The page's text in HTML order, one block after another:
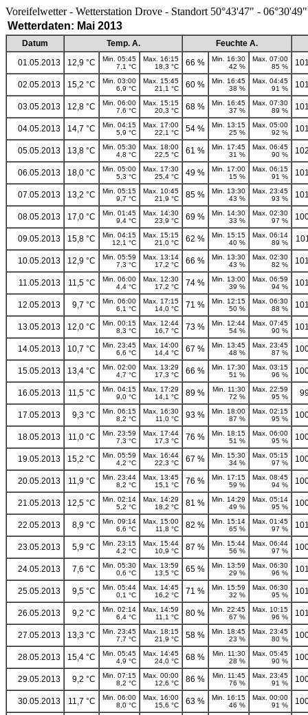
Voreifelwetter - Wetterstation Drove - Standort 50°43'47" - 06°30'49"
Wetterdaten: Mai 2013
Datum Temp. A.
Feuchte A.
01.05.2013
12,9 °C
Min. 05:45
7,1 °C
Max. 16:15
18,3 °C
66 %
Min. 16:30
42 %
Max. 07:00
85 %
02.05.2013 15,2 °C
Min. 03:00
6,9 °C
Max. 15:45
21,1 °C
60 %
Min. 16:45
38 %
Max. 04:45
91 %
03.05.2013 12,8 °C
Min. 06:00
7,6 °C
Max. 15:15
20,3 °C
68 %
Min. 16:45
37 %
Max. 07:30
89 %
04.05.2013 14,7 °C
Min. 04:15
5,9 °C
Max. 17:00
22,1 °C
54 %
Min. 13:15
25 %
Max. 05:00
92 %
05.05.2013 13,8 °C
Min. 05:30
4,8 °C
Max. 18:00
22,5 °C
61 %
Min. 17:45
31 %
Max. 06:45
90 %
06.05.2013 18,0 °C
Min. 05:00
5,3 °C
Max. 17:30
25,4 °C
49 %
Min. 17:00
15 %
Max. 06:15
91 %
07.05.2013 13,2 °C
Min. 05:15
9,7 °C
Max. 10:45
21,9 °C
85 %
Min. 13:30
43 %
Max. 23:45
93 %
08.05.2013 17,0 °C
Min. 01:45
9,4 °C
Max. 14:30
23,9 °C
69 %
Min. 14:30
33 %
Max. 02:30
97 %
09.05.2013 15,8 °C
Min. 04:15
12,1 °C
Max. 15:15
21,0 °C
62 %
Min. 15:15
40 %
Max. 06:14
89 %
10.05.2013 12,9 °C
Min. 05:59
7,3 °C
Max. 13:14
17,2 °C
66 %
Min. 13:30
43 %
Max. 02:30
82 %
11.05.2013 11,5 °C
Min. 06:00
4,4 °C
Max. 12:30
17,2 °C
74 %
Min. 13:00
39 %
Max. 06:59
94 %
12.05.2013 9,7 °C
Min. 06:00
6,1 °C
Max. 17:15
14,0 °C
71 %
Min. 12:15
50 %
Max. 06:30
88 %
13.05.2013 12,0 °C
Min. 00:15
8,3 °C
Max. 12:44
16,7 °C
73 %
Min. 12:44
54 %
Max. 07:45
90 %
14.05.2013 10,7 °C
Min. 23:45
6,6 °C
Max. 14:00
14,4 °C
67 %
Min. 13:45
48 %
Max. 23:45
87 %
15.05.2013 13,4 °C
Min. 02:00
4,7 °C
Max. 13:29
17,3 °C
66 %
Min. 17:30
51 %
Max. 03:15
96 %
16.05.2013 11,5 °C
Min. 04:15
9,0 °C
Max. 17:29
14,1 °C
89 %
Min. 11:30
72 %
Max. 22:59
95 %
17.05.2013 9,3 °C
Min. 06:15
8,2 °C
Max. 16:30
11,0 °C
93 %
Min. 18:00
87 %
Max. 02:15
95 %
18.05.2013 11,0 °C
Min. 23:59
7,3 °C
Max. 17:44
17,3 °C
76 %
Min. 18:15
51 %
Max. 06:00
95 %
19.05.2013 15,2 °C
Min. 05:59
4,2 °C
Max. 16:44
22,3 °C
67 %
Min. 15:30
34 %
Max. 05:15
97 %
20.05.2013 11,9 °C
Min. 23:44
8,2 °C
Max. 13:45
15,1 °C
76 %
Min. 17:15
59 %
Max. 08:45
94 %
21.05.2013 12,5 °C
Min. 02:14
5,2 °C
Max. 14:29
18,2 °C
81 %
Min. 14:29
49 %
Max. 05:14
95 %
22.05.2013 8,9 °C
Min. 09:14
6,6 °C
Max. 15:00
11,8 °C
82 %
Min. 15:14
65 %
Max. 01:45
97 %
23.05.2013 5,9 °C
Min. 23:15
4,2 °C
Max. 15:44
10,9 °C
87 %
Min. 15:44
56 %
Max. 06:44
97 %
24.05.2013 7,6 °C
Min. 05:30
0,6 °C
Max. 13:59
13,5 °C
65 %
Min. 13:59
29 %
Max. 06:30
96 %
25.05.2013 9,5 °C
Min. 05:44
0,1 °C
Max. 14:45
16,2 °C
71 %
Min. 15:59
32 %
Max. 06:30
95 %
26.05.2013 9,2 °C
Min. 02:14
6,4 °C
Max. 14:59
11,1 °C
80 %
Min. 22:45
67 %
Max. 10:15
96 %
27.05.2013 13,3 °C
Min. 23:45
7,7 °C
Max. 18:15
21,9 °C
58 %
Min. 18:45
23 %
Max. 23:45
80 %
28.05.2013 15,4 °C
Min. 05:45
4,9 °C
Max. 14:45
24,0 °C
68 %
Min. 11:30
28 %
Max. 05:45
90 %
29.05.2013 9,2 °C
Min. 07:15
8,2 °C
Max. 00:00
12,6 °C
86 %
Min. 11:45
76 %
Max. 23:45
91 %
30.05.2013 11,7 °C
Min. 06:00
8,0 °C
Max. 16:00
15,6 °C
63 %
Min. 16:15
46 %
Max. 00:00
91 %